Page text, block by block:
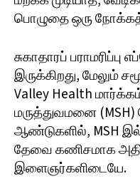
பொழுதை ஒரு
சுகாதாரப்
இருக்கிறது, மேலும்
Valley Health
மருத்துவமனை
ஆண்டுகளில், MSH
தேவை கணிசமாக
இளைஞர்களிடையே.